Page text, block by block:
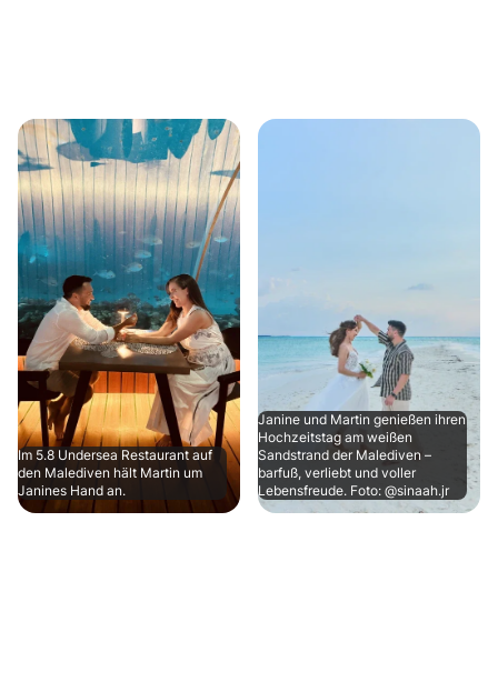
Im 5.8 Undersea Restaurant auf
den Malediven hält Martin um
Janines Hand an.
Janine und Martin genießen ihren
Hochzeitstag am weißen
Sandstrand der Malediven –
barfuß, verliebt und voller
Lebensfreude. Foto: @sinaah.jr